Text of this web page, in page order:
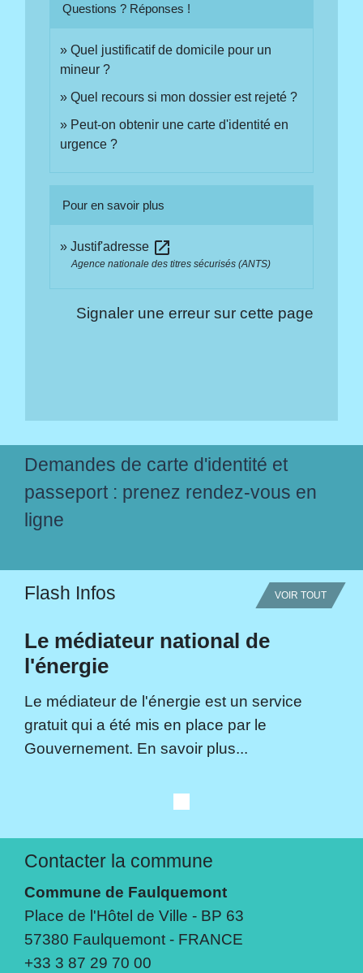
Questions ? Réponses !
Quel justificatif de domicile pour un
mineur ?
Quel recours si mon dossier est rejeté ?
Peut-on obtenir une carte d'identité en
urgence ?
Pour en savoir plus
Justif'adresse open_in_new
Agence nationale des titres sécurisés (ANTS)
Signaler une erreur sur cette page
Demandes de carte d'identité et
passeport : prenez rendez-vous en
ligne
Flash Infos VOIR TOUT
Le médiateur national de
l'énergie
Le médiateur de l'énergie est un service
gratuit qui a été mis en place par le
Gouvernement. En savoir plus...
Contacter la commune
Commune de Faulquemont
Place de l'Hôtel de Ville - BP 63
57380 Faulquemont - FRANCE
+33 3 87 29 70 00